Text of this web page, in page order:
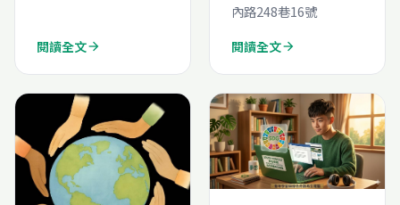
閱讀全文arrow_forward
內路248巷16號
閱讀全文arrow_forward